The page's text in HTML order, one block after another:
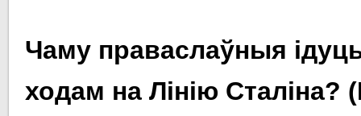
Чаму праваслаўныя
ходам на Лінію Сталіна?